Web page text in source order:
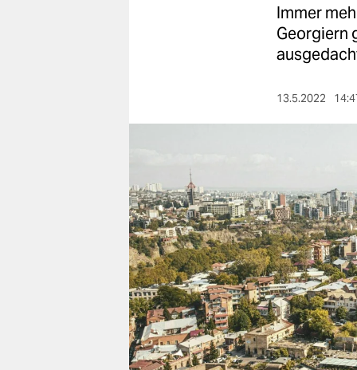
verlag
veranstaltungen
shop
fragen & hilfe
unterstützen
abo
genossenschaft
Immer
Georgiern
13.5.2022